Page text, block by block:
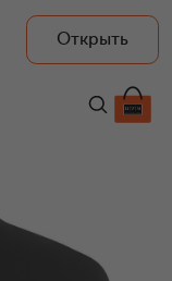
Открыть
62 950 ₽